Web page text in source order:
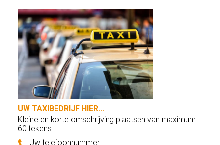
UW TAXIBEDRIJF HIER...
Kleine en korte omschrijving plaatsen van maximum
60 tekens.
Uw telefoonnummer